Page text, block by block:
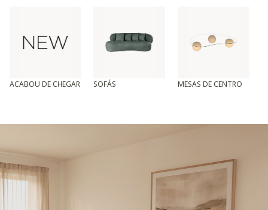
ACABOU DE CHEGAR SOFÁS MESAS DE CENTRO